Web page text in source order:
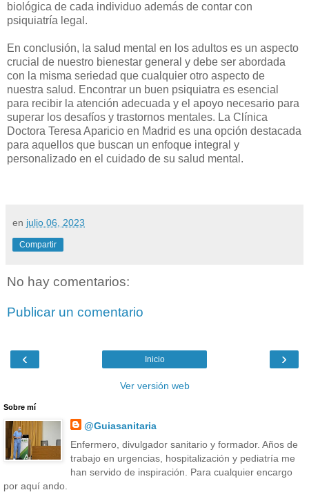
biológica de cada individuo además de contar con
psiquiatría legal.
En conclusión, la salud mental en los adultos es un aspecto
crucial de nuestro bienestar general y debe ser abordada
con la misma seriedad que cualquier otro aspecto de
nuestra salud. Encontrar un buen psiquiatra es esencial
para recibir la atención adecuada y el apoyo necesario para
superar los desafíos y trastornos mentales. La Clínica
Doctora Teresa Aparicio en Madrid es una opción destacada
para aquellos que buscan un enfoque integral y
personalizado en el cuidado de su salud mental.
en julio 06, 2023
Compartir
No hay comentarios:
Publicar un comentario
‹ ›
Inicio
Ver versión web
Sobre mí
@Guiasanitaria
Enfermero, divulgador sanitario y formador. Años de
trabajo en urgencias, hospitalización y pediatría me
han servido de inspiración. Para cualquier encargo
por aquí ando.